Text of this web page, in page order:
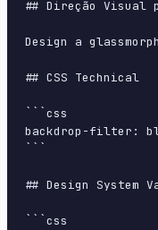
## Direção Visual
Design a
## CSS Technical
```css
backdrop-filter:
```
## Design System
```css